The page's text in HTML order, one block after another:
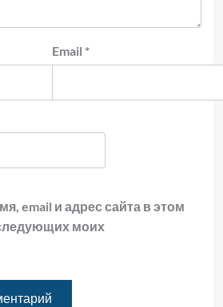
Email *
email и адрес сайта в этом
моих